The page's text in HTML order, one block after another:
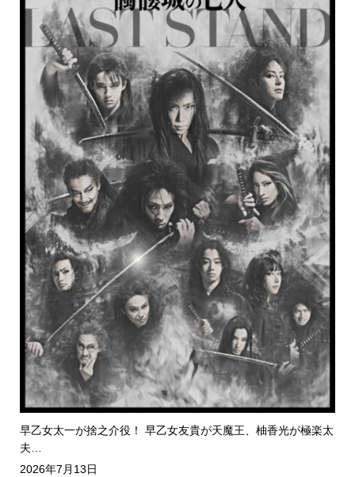
早乙女太一が捨之介役！ 早乙女友貴が天魔王、柚香光が極楽太
夫…
2026年7月13日